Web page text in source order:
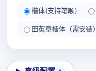
楷体(支持笔顺)
田英章楷体（需安装）